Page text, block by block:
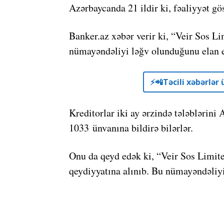
Azərbaycanda 21 ildir ki, fəaliyyət
Banker.az xəbər verir ki, “Veir Sos
nümayəndəliyi ləğv olunduğunu elan
⚡️📲Təcili
Kreditorlar iki ay ərzində tələblərini
1033 ünvanına bildirə bilərlər.
Onu da qeyd edək ki, “Veir Sos
qeydiyyatına alınıb. Bu